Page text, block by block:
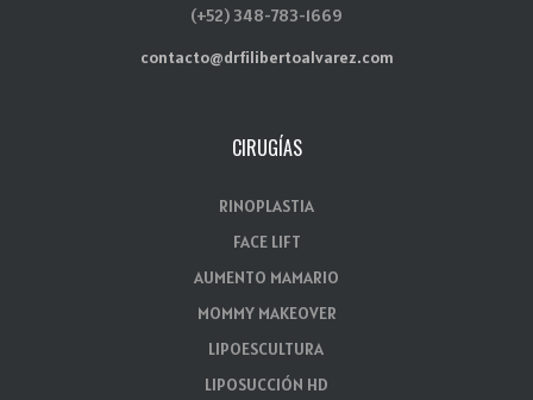
CIRUGÍAS
RINOPLASTIA
FACE LIFT
AUMENTO MAMARIO
MOMMY MAKEOVER
LIPOESCULTURA
LIPOSUCCIÓN HD
(+52) 348-783-1669
contacto@drfilibertoalvarez.com